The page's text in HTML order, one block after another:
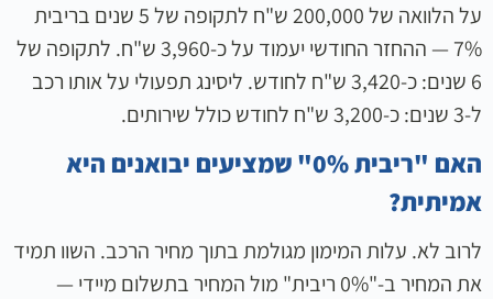
על הלוואה של 200,000 ש"ח לתקופה של 5 שנים בריבית
7% — ההחזר החודשי יעמוד על כ-3,960 ש"ח. לתקופה של
6 שנים: כ-3,420 ש"ח לחודש. ליסינג תפעולי על אותו רכב
ל-3 שנים: כ-3,200 ש"ח לחודש כולל שירותים.
האם "ריבית 0%" שמציעים יבואנים היא
אמיתית?
לרוב לא. עלות המימון מגולמת בתוך מחיר הרכב. השוו תמיד
את המחיר ב-"0% ריבית" מול המחיר בתשלום מיידי —